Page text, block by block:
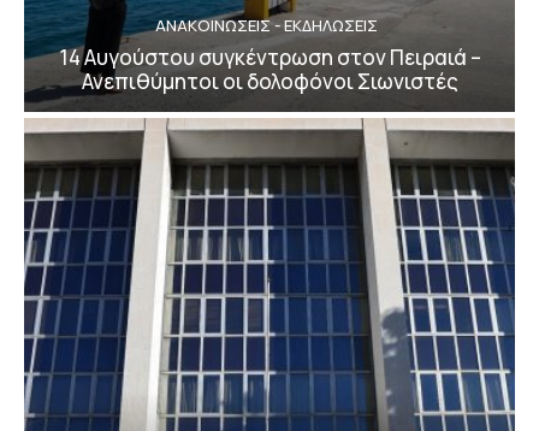
ΑΝΑΚΟΙΝΩΣΕΙΣ - ΕΚΔΗΛΩΣΕΙΣ
14 Αυγούστου συγκέντρωση στον Πειραιά –
Ανεπιθύμητοι οι δολοφόνοι Σιωνιστές